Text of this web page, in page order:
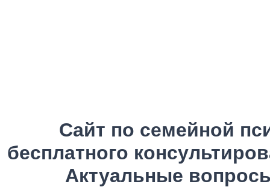
Сайт по семейной
бесплатного
Актуальные